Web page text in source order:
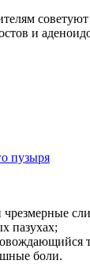
и
пузыря
чрезмерные
пазухах;
боли.